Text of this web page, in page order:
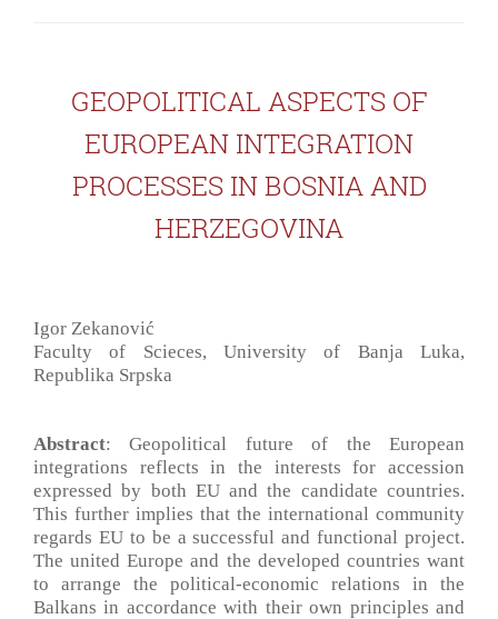
GEOPOLITICAL ASPECTS OF
EUROPEAN INTEGRATION
PROCESSES IN BOSNIA AND
HERZEGOVINA
Igor Zekanović
Faculty of Scieces, University of Banja Luka,
Republika Srpska
Abstract: Geopolitical future of the European
integrations reflects in the interests for accession
expressed by both EU and the candidate countries.
This further implies that the international community
regards EU to be a successful and functional project.
The united Europe and the developed countries want
to arrange the political-economic relations in the
Balkans in accordance with their own principles and